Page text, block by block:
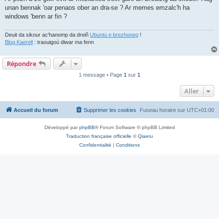
unan bennak 'oar penaos ober an dra-se ? Ar memes emzalc'h ha
windows 'benn ar fin ?
Deuit da sikour ac'hanomp da dreiñ Ubuntu e brezhoneg !
Blog Kaerell : traouigoù diwar ma fenn
Répondre
1 message • Page 1 sur 1
Aller
Accueil du forum Fuseau horaire sur UTC+01:00
Supprimer les cookies
Développé parphpBB® Forum Software © phpBB Limited
Traduction française officielle ©Qiaeru
Confidentialité | Conditions